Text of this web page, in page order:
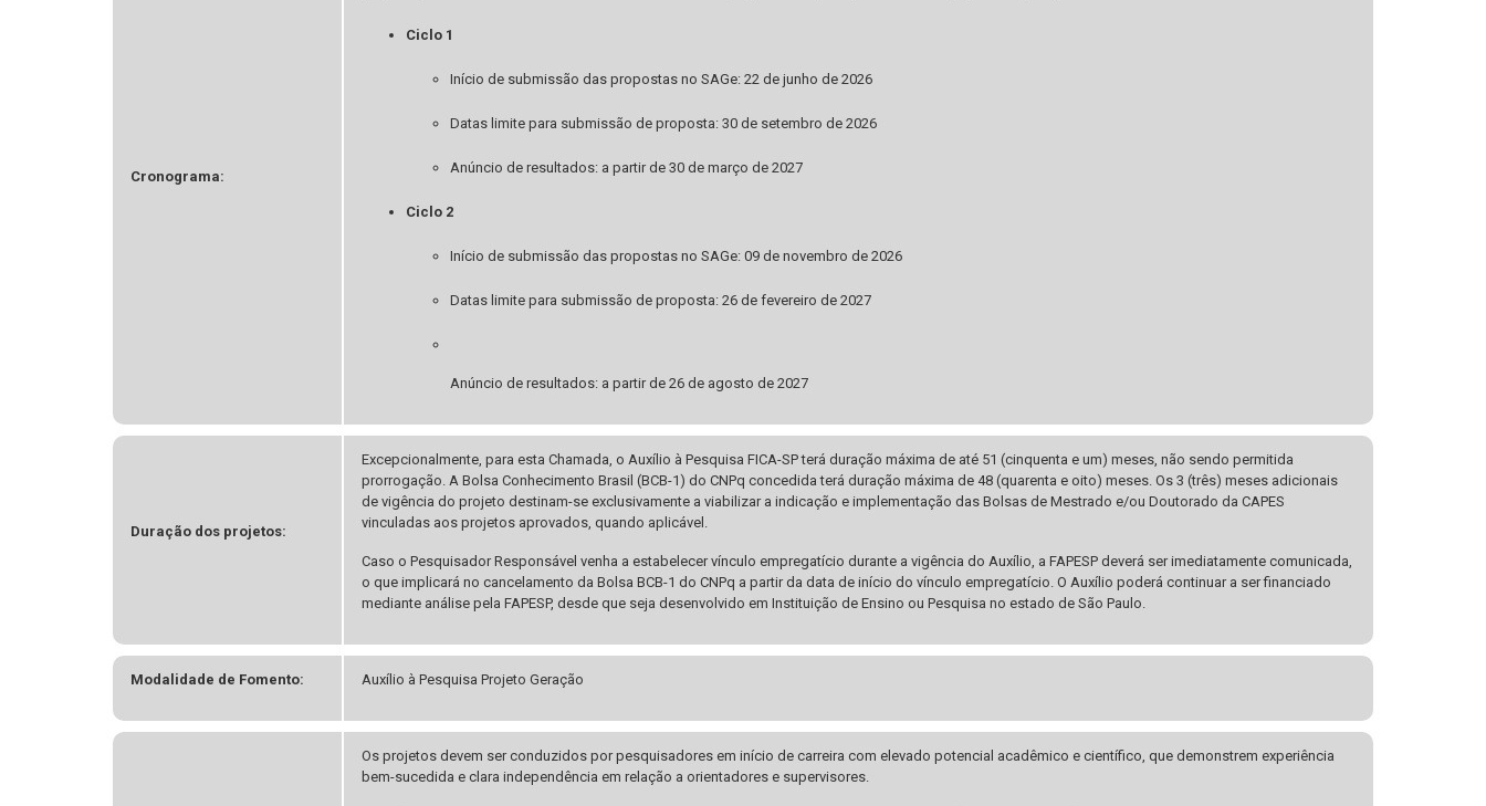
Cronograma:
Ciclo 1
Início de submissão das propostas no SAGe: 22 de junho de 2026
Datas limite para submissão de proposta: 30 de setembro de 2026
Anúncio de resultados: a partir de 30 de março de 2027
Ciclo 2
Início de submissão das propostas no SAGe: 09 de novembro de 2026
Datas limite para submissão de proposta: 26 de fevereiro de 2027
Anúncio de resultados: a partir de 26 de agosto de 2027
Duração dos projetos:
Excepcionalmente, para esta Chamada, o Auxílio à Pesquisa FICA-SP terá duração máxima de até 51 (cinquenta e um) meses, não sendo permitida
prorrogação. A Bolsa Conhecimento Brasil (BCB-1) do CNPq concedida terá duração máxima de 48 (quarenta e oito) meses. Os 3 (três) meses adicionais
de vigência do projeto destinam-se exclusivamente a viabilizar a indicação e implementação das Bolsas de Mestrado e/ou Doutorado da CAPES
vinculadas aos projetos aprovados, quando aplicável.
Caso o Pesquisador Responsável venha a estabelecer vínculo empregatício durante a vigência do Auxílio, a FAPESP deverá ser imediatamente comunicada,
o que implicará no cancelamento da Bolsa BCB-1 do CNPq a partir da data de início do vínculo empregatício. O Auxílio poderá continuar a ser financiado
mediante análise pela FAPESP, desde que seja desenvolvido em Instituição de Ensino ou Pesquisa no estado de São Paulo.
Modalidade de Fomento: Auxílio à Pesquisa Projeto Geração
Os projetos devem ser conduzidos por pesquisadores em início de carreira com elevado potencial acadêmico e científico, que demonstrem experiência
bem-sucedida e clara independência em relação a orientadores e supervisores.